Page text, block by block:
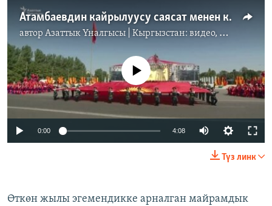
Атамбаевдин кайрылуусу саясат менен коштолду
автор Азаттык Үналгысы | Кыргызстан: видео, фото, кабарлар
No media source currently available
0:00 4:08
Түз линк
Өткөн жылы эгемендикке арналган майрамдык